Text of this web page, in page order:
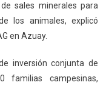
sales minerales para
los animales, explicó
en Azuay.
inversión conjunta de
familias campesinas,